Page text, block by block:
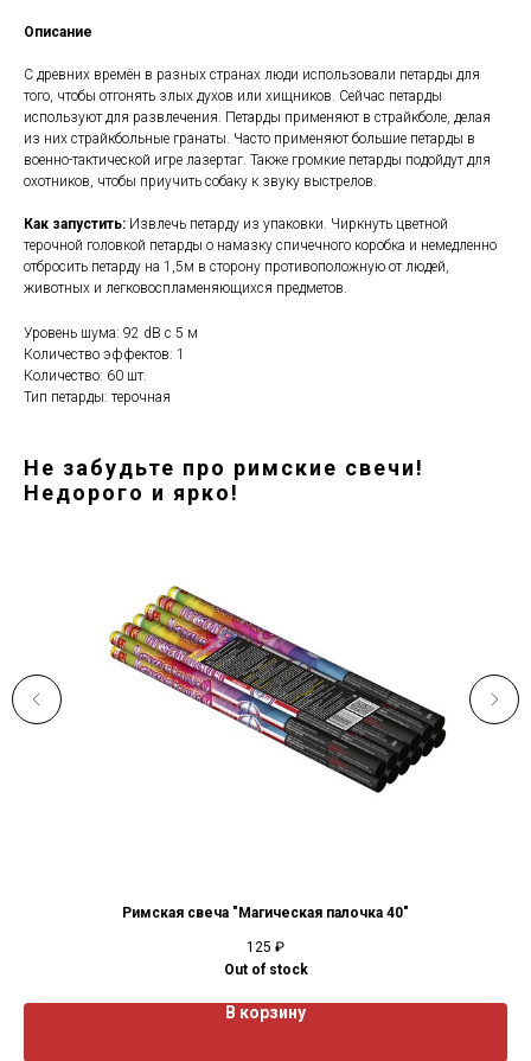
Описание
С древних времён в разных странах люди использовали петарды для
того, чтобы отгонять злых духов или хищников. Сейчас петарды
используют для развлечения. Петарды применяют в страйкболе, делая
из них страйкбольные гранаты. Часто применяют большие петарды в
военно-тактической игре лазертаг. Также громкие петарды подойдут для
охотников, чтобы приучить собаку к звуку выстрелов.
Как запустить: Извлечь петарду из упаковки. Чиркнуть цветной
терочной головкой петарды о намазку спичечного коробка и немедленно
отбросить петарду на 1,5м в сторону противоположную от людей,
животных и легковоспламеняющихся предметов.
Уровень шума: 92 dB с 5 м
Количество эффектов: 1
Количество: 60 шт.
Тип петарды: терочная
Не забудьте про римские свечи!
Недорого и ярко!
Римская свеча "Магическая палочка 40"
125 ₽
Out of stock
В корзину